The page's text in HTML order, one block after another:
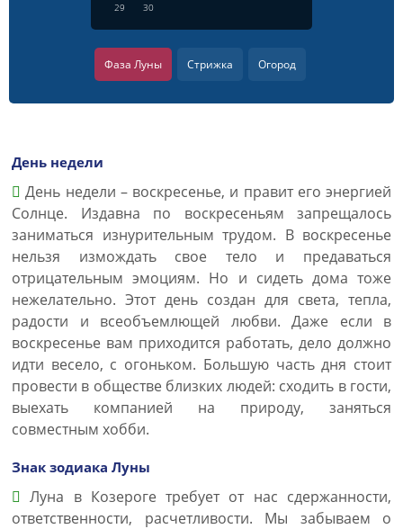
29
30
Фаза Луны Стрижка Огород
День недели
День недели – воскресенье, и правит его энергией
Солнце. Издавна по воскресеньям запрещалось
заниматься изнурительным трудом. В воскресенье
нельзя измождать свое тело и предаваться
отрицательным эмоциям. Но и сидеть дома тоже
нежелательно. Этот день создан для света, тепла,
радости и всеобъемлющей любви. Даже если в
воскресенье вам приходится работать, дело должно
идти весело, с огоньком. Большую часть дня стоит
провести в обществе близких людей: сходить в гости,
выехать компанией на природу, заняться
совместным хобби.
Знак зодиака Луны
Луна в Козероге требует от нас сдержанности,
ответственности, расчетливости. Мы забываем о